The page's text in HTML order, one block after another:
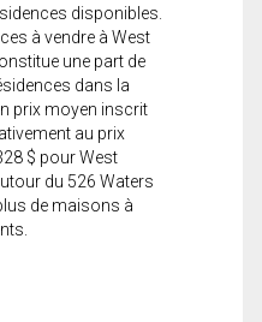
disponibles.
à vendre à West
une part de
dans la
prix moyen inscrit
au prix
$ pour West
du 526 Waters
de maisons à